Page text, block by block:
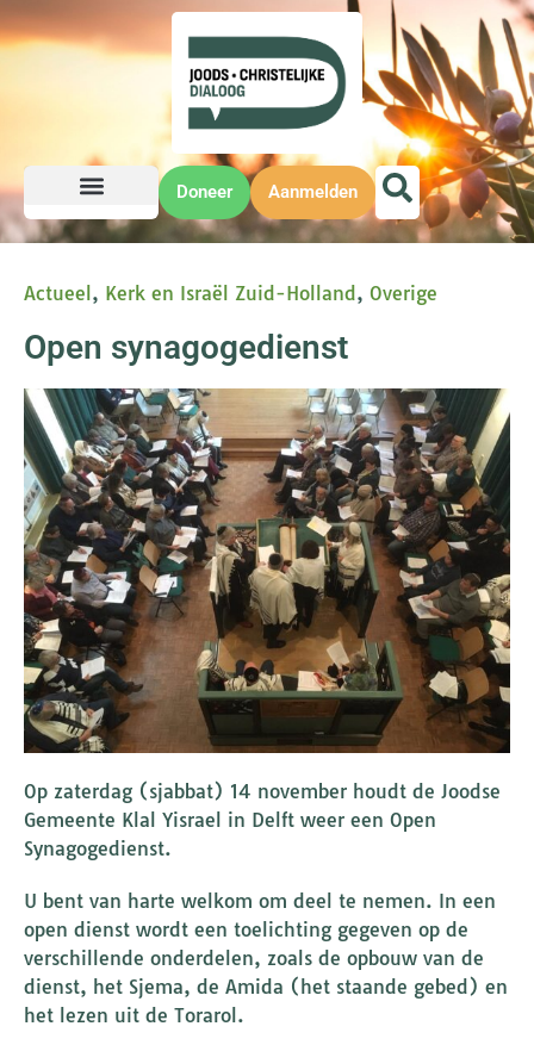
Doneer Aanmelden
Actueel , Kerk en Israël Zuid-Holland, Overige
Open synagogedienst
Op zaterdag (sjabbat) 14 november houdt de Joodse
Gemeente Klal Yisrael in Delft weer een Open
Synagogedienst.
U bent van harte welkom om deel te nemen. In een
open dienst wordt een toelichting gegeven op de
verschillende onderdelen, zoals de opbouw van de
dienst, het Sjema, de Amida (het staande gebed) en
het lezen uit de Torarol.